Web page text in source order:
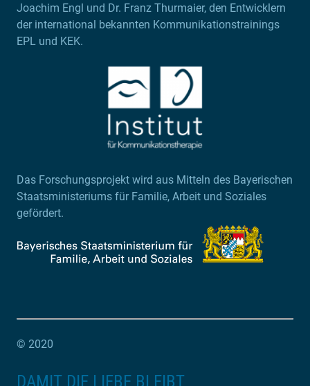
Joachim Engl und Dr. Franz Thurmaier, den Entwicklern
der international bekannten Kommunikationstrainings
EPL und KEK.
Das Forschungsprojekt wird aus Mitteln des Bayerischen
Staatsministeriums für Familie, Arbeit und Soziales
gefördert.
© 2020
DAMIT DIE LIEBE BLEIBT